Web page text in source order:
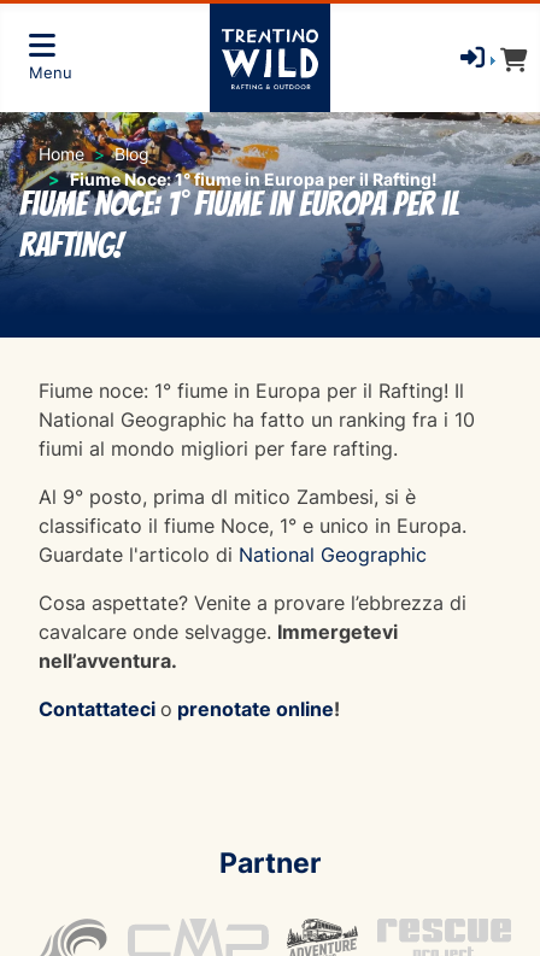
Menu
Home
Blog
Fiume Noce: 1° fiume in Europa per il Rafting!
Fiume Noce: 1° fiume in Europa per il
Rafting!
Fiume noce: 1° fiume in Europa per il Rafting! Il
National Geographic ha fatto un ranking fra i 10
fiumi al mondo migliori per fare rafting.
Al 9° posto, prima dl mitico Zambesi, si è
classificato il fiume Noce, 1° e unico in Europa.
Guardate l'articolo di National Geographic
Cosa aspettate? Venite a provare l’ebbrezza di
cavalcare onde selvagge. Immergetevi
nell’avventura.
Contattateci o prenotate online!
Partner